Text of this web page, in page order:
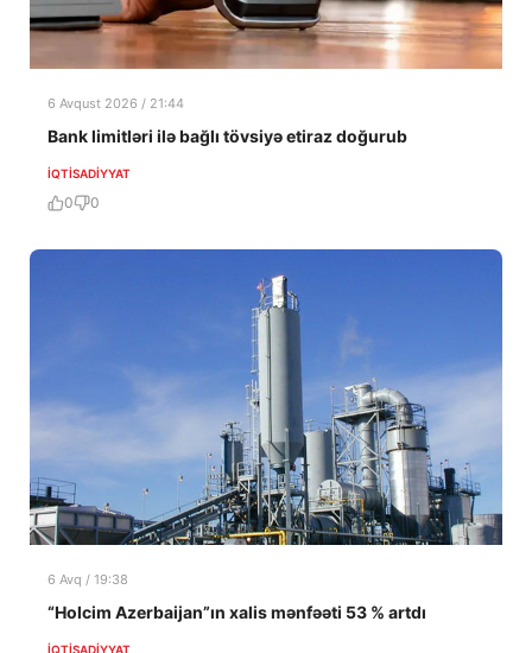
6 Avqust 2026 / 21:44
Bank limitləri ilə bağlı tövsiyə etiraz doğurub
İQTISADIYYAT
0 0
6 Avq / 19:38
“Holcim Azerbaijan”ın xalis mənfəəti 53 % artdı
İQTISADIYYAT